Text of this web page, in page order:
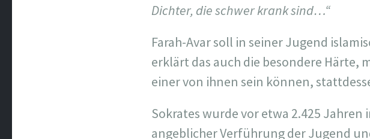
Dichter, die schwer krank sind…“
Farah-Avar soll in seiner Jugend
erklärt das auch die besondere Härte,
einer von ihnen sein können,
Sokrates wurde vor etwa 2.425
angeblicher Verführung der Jugend